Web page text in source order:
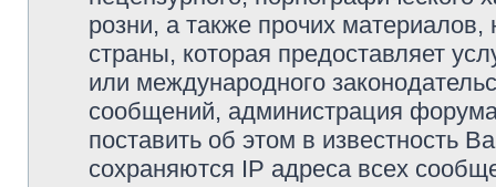
розни, а также прочих
страны, которая предоставляет
или международного
сообщений, администрация
поставить об этом в известность
сохраняются IP адреса всех